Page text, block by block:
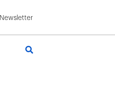
Newsletter